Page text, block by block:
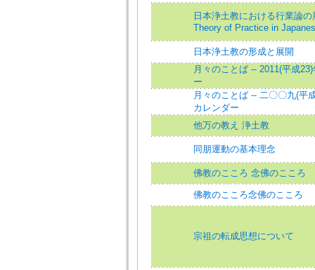
日本浄土教における行業論
Theory of Practice in
日本浄土教の形成と展開
月々のことば -- 2011(平成
ー
月々のことば -- 二〇〇九(平
カレンダー
他万の教え 浄土教
同朋運動の基本理念
佛教のこころ 念佛のこころ
佛教のこころ念佛のこころ
宗祖の転成思想について